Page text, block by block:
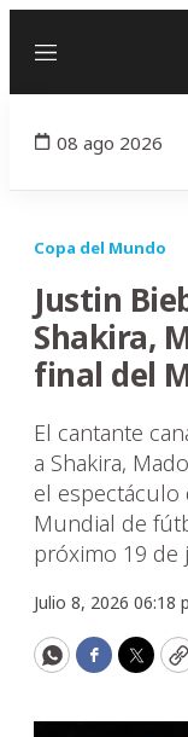
Menú
08 ago 2026
Copa del Mundo
Justin
Shakira,
final del
El cantante
a Shakira,
el espectáculo
Mundial de
próximo 19 de
Julio 8, 2026 06:18
WhatsApp